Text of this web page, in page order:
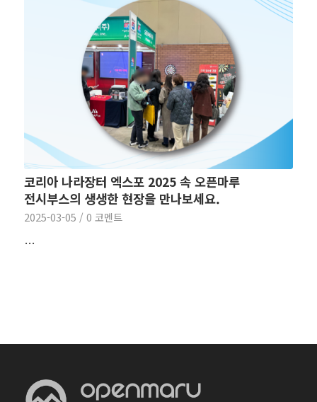
코리아 나라장터 엑스포 2025 속 오픈마루
전시부스의 생생한 현장을 만나보세요.
2025-03-05 / 0 코멘트
…